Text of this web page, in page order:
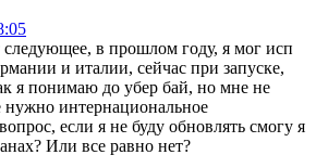
в прошлом году, я мог исп
и италии, сейчас при запуске,
я понимаю до убер бай, но мне не
интернациональное
если я не буду обновлять смогу я
Или все равно нет?